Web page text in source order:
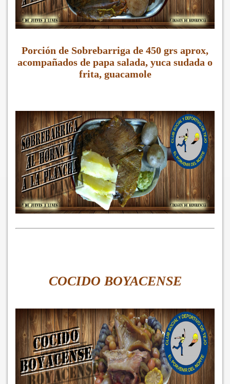
Porción de Sobrebarriga de 450 grs aprox,
acompañados de papa salada, yuca sudada o
frita, guacamole
COCIDO BOYACENSE